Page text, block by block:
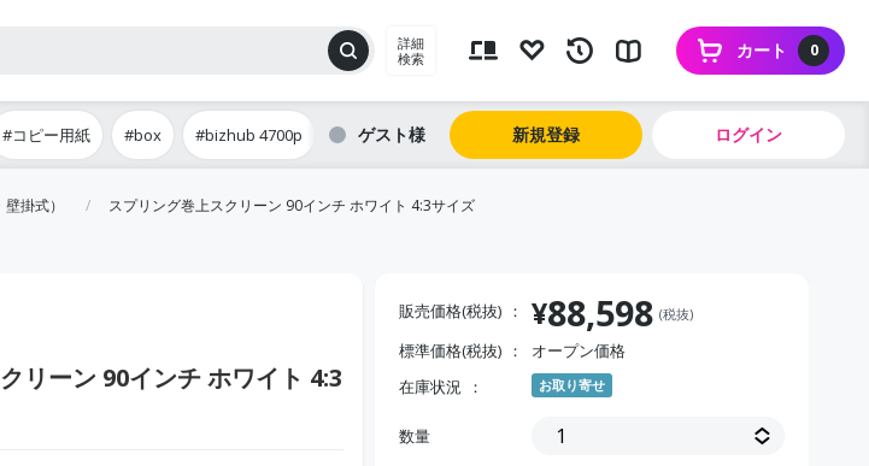
詳細
検索
0
カート
#コピー用紙 #box #bizhub 4700p ゲスト 新規登録 ログイン
掛式） スプリング巻上スクリーン 90インチ ホワイト 4:3サイズ
リーン 90インチ ホワイト 4:3
販売価格(税抜) ¥88,598 (税抜)
標準価格(税抜)
オープン価格
在庫状況
お取り寄せ
数量